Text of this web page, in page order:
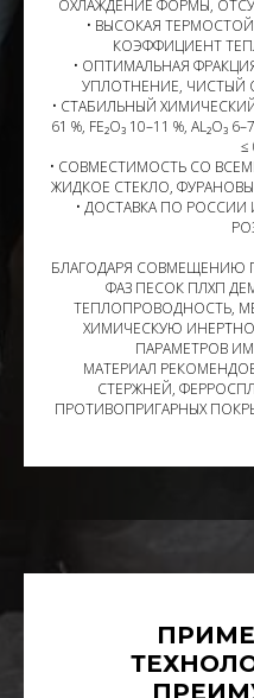
ОХЛАЖДЕНИЕ ФОРМЫ,
• ВЫСОКАЯ
КОЭФФИЦИЕНТ
• ОПТИМАЛЬНАЯ
УПЛОТНЕНИЕ, ЧИСТЫЙ
• СТАБИЛЬНЫЙ ХИМИЧЕСКИЙ
61 %, FE₂O₃ 10–11 %, AL₂O₃
≤
• СОВМЕСТИМОСТЬ СО
ЖИДКОЕ СТЕКЛО,
• ДОСТАВКА ПО
БЛАГОДАРЯ СОВМЕЩЕНИЮ
ФАЗ ПЕСОК ПЛХП
ТЕПЛОПРОВОДНОСТЬ,
ХИМИЧЕСКУЮ
ПАРАМЕТРОВ
МАТЕРИАЛ
СТЕРЖНЕЙ,
ПРОТИВОПРИГАРНЫХ